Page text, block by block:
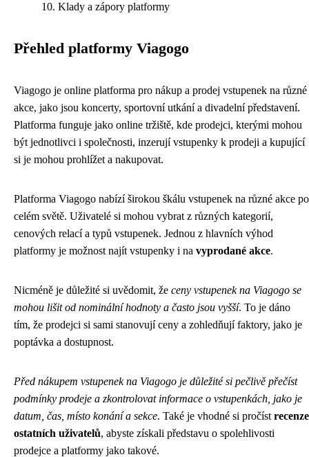
Klady a zápory platformy
Přehled platformy Viagogo
Viagogo je online platforma pro nákup a prodej vstupenek na různé
akce, jako jsou koncerty, sportovní utkání a divadelní představení.
Platforma funguje jako online tržiště, kde prodejci, kterými mohou
být jednotlivci i společnosti, inzerují vstupenky k prodeji a kupující
si je mohou prohlížet a nakupovat.
Platforma Viagogo nabízí širokou škálu vstupenek na různé akce po
celém světě. Uživatelé si mohou vybrat z různých kategorií,
cenových relací a typů vstupenek. Jednou z hlavních výhod
platformy je možnost najít vstupenky i na vyprodané akce.
Nicméně je důležité si uvědomit, že ceny vstupenek na Viagogo se
mohou lišit od nominální hodnoty a často jsou vyšší. To je dáno
tím, že prodejci si sami stanovují ceny a zohledňují faktory, jako je
poptávka a dostupnost.
Před nákupem vstupenek na Viagogo je důležité si pečlivě přečíst
podmínky prodeje a zkontrolovat informace o vstupenkách, jako je
datum, čas, místo konání a sekce. Také je vhodné si pročíst recenze
ostatních uživatelů, abyste získali představu o spolehlivosti
prodejce a platformy jako takové.